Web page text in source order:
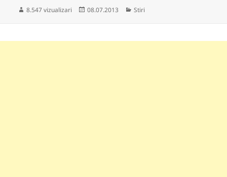
8.547 vizualizari
Publicat
08.07.2013 Categorii
Stiri